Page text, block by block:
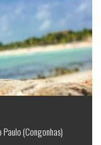
(Congonhas)